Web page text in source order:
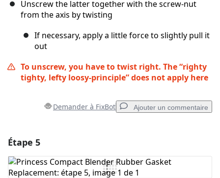
Unscrew the latter together with the screw-nut
from the axis by twisting
If necessary, apply a little force to slightly pull it
out
To unscrew, you have to twist right. The “righty
tighty, lefty loosy-principle” does not apply here
Demander à FixBot Ajouter un commentaire
Ajouter un commentaire
Étape 5